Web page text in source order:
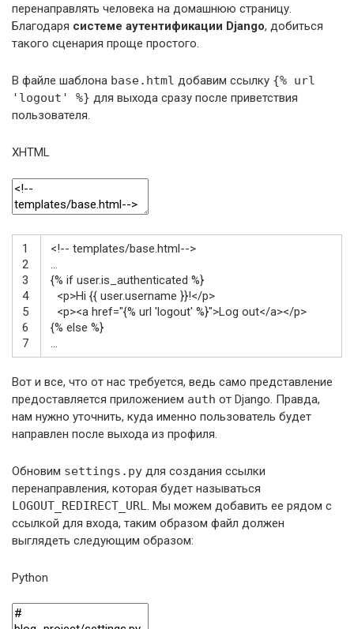
перенаправлять человека на домашнюю страницу.
Благодаря системе аутентификации Django, добиться
такого сценария проще простого.
В файле шаблона base.html добавим ссылку {% url
'logout' %} для выхода сразу после приветствия
пользователя.
XHTML
1
2
3
4
5
6
7
<!-- templates/base.html-->
...
{% if user.is_authenticated %}
<p>Hi {{ user.username }}!</p>
<p><a href="{% url 'logout' %}">Log out</a></p>
{% else %}
...
Вот и все, что от нас требуется, ведь само представление
предоставляется приложением auth от Django. Правда,
нам нужно уточнить, куда именно пользователь будет
направлен после выхода из профиля.
Обновим settings.py для создания ссылки
перенаправления, которая будет называться
LOGOUT_REDIRECT_URL. Мы можем добавить ее рядом с
ссылкой для входа, таким образом файл должен
выглядеть следующим образом:
Python